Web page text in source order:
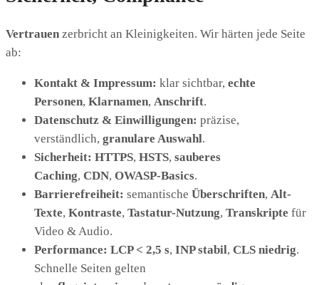
Vertrauen zerbricht an Kleinigkeiten. Wir härten jede Seite
ab:
Kontakt & Impressum: klar sichtbar, echte
Personen, Klarnamen, Anschrift.
Datenschutz & Einwilligungen: präzise,
verständlich, granulare Auswahl.
Sicherheit: HTTPS, HSTS, sauberes
Caching, CDN, OWASP-Basics.
Barrierefreiheit: semantische Überschriften, Alt-
Texte, Kontraste, Tastatur-Nutzung, Transkripte für
Video & Audio.
Performance: LCP < 2,5 s, INP stabil, CLS niedrig.
Schnelle Seiten gelten